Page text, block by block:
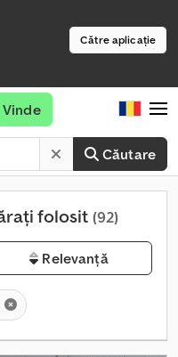
Către aplicație
Căutare
Vinde
folosit (92)
Relevanță